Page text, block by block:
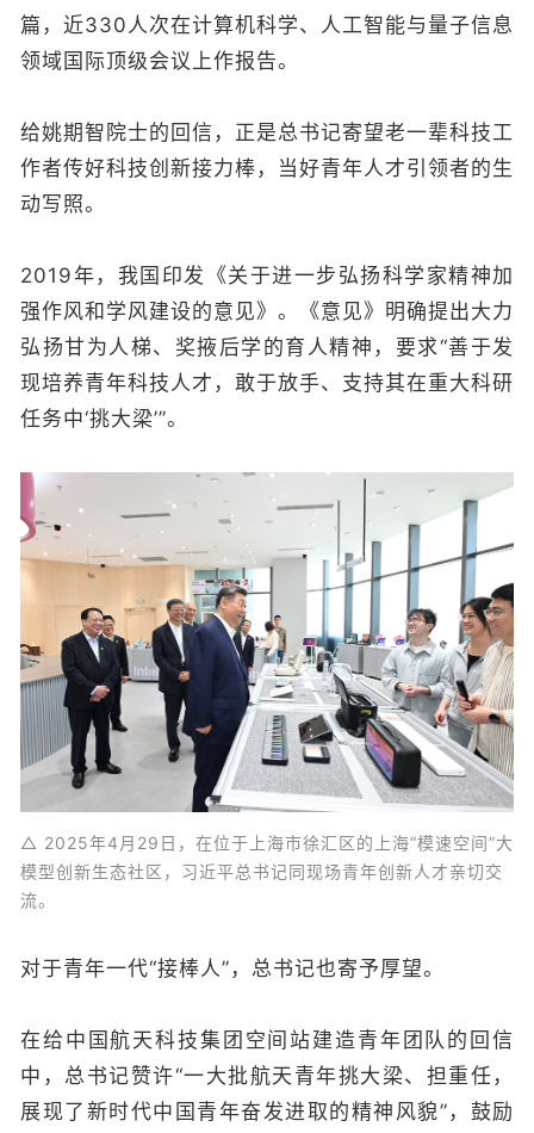
篇，近330人次在计算机科学、人工智能与量子信息
领域国际顶级会议上作报告。
给姚期智院士的回信，正是总书记寄望老一辈科技工
作者传好科技创新接力棒，当好青年人才引领者的生
动写照。
2019年，我国印发《关于进一步弘扬科学家精神加
强作风和学风建设的意见》。《意见》明确提出大力
弘扬甘为人梯、奖掖后学的育人精神，要求“善于发
现培养青年科技人才，敢于放手、支持其在重大科研
任务中‘挑大梁’”。
△ 2025年4月29日，在位于上海市徐汇区的上海“模速空间”大
模型创新生态社区，习近平总书记同现场青年创新人才亲切交
流。
对于青年一代“接棒人”，总书记也寄予厚望。
在给中国航天科技集团空间站建造青年团队的回信
中，总书记赞许“一大批航天青年挑大梁、担重任，
展现了新时代中国青年奋发进取的精神风貌”，鼓励